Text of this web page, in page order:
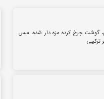
گوشت چرخ کرده مزه دار شده، سس
ترکیبی